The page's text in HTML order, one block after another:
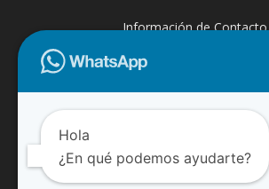
Información de Contacto
+595 985 947508 -
Hola
¿En qué podemos ayudarte?